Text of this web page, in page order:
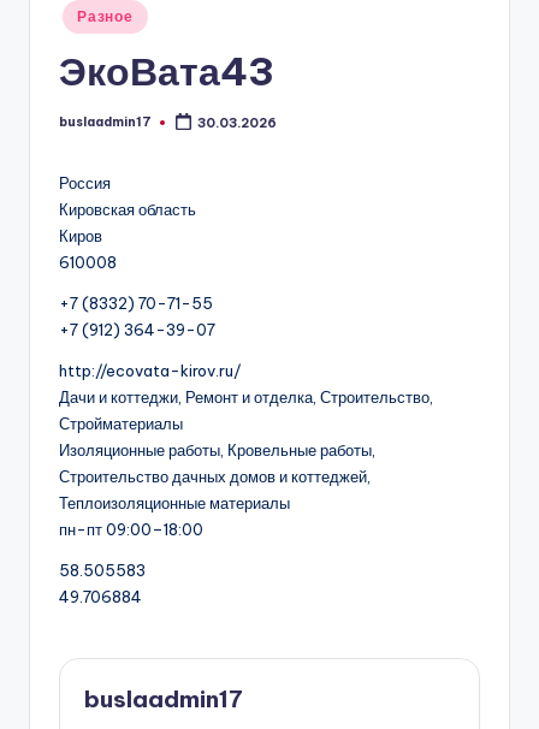
Опубликовано
Разное
ЭкоВата43
Запись
buslaadmin17 30.03.2026
Россия
Кировская область
Киров
610008
+7 (8332) 70-71-55
+7 (912) 364-39-07
http://ecovata-kirov.ru/
Дачи и коттеджи, Ремонт и отделка, Строительство,
Стройматериалы
Изоляционные работы, Кровельные работы,
Строительство дачных домов и коттеджей,
Теплоизоляционные материалы
пн-пт 09:00–18:00
58.505583
49.706884
buslaadmin17